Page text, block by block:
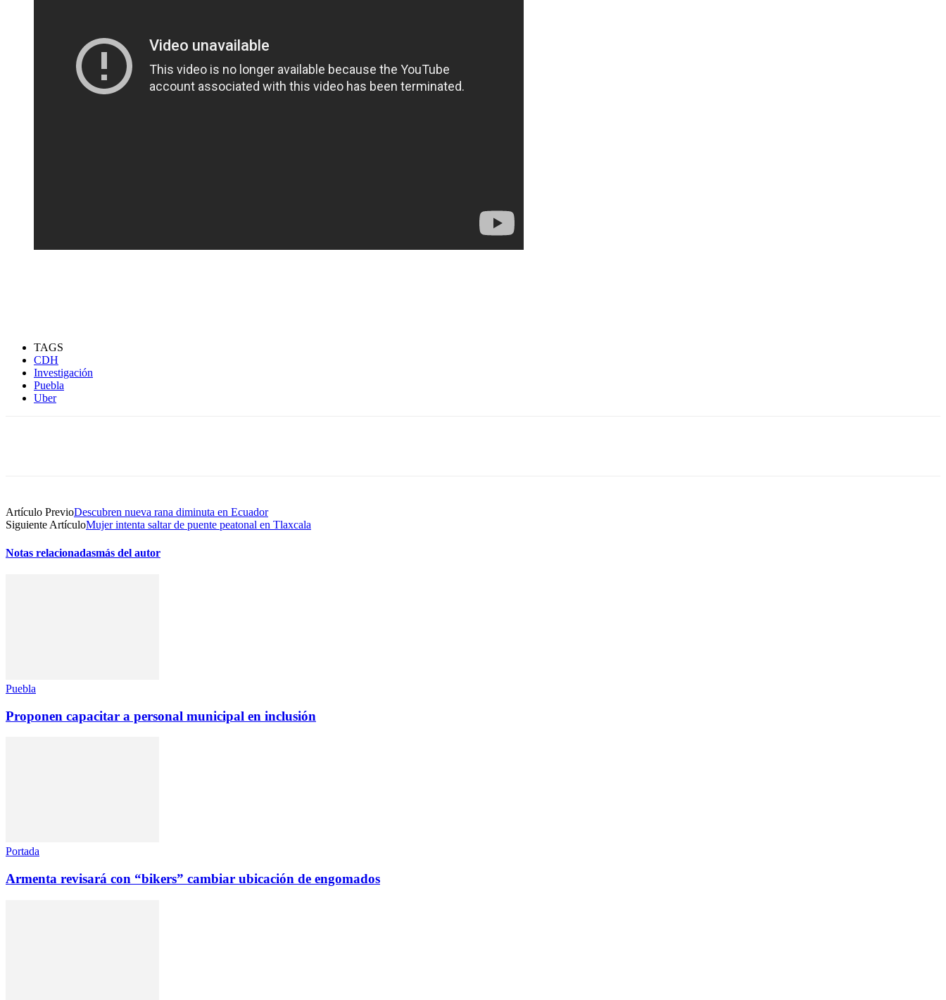
TAGS
CDH
Investigación
Puebla
Uber
Artículo PrevioDescubren nueva rana diminuta en Ecuador
Siguiente ArtículoMujer intenta saltar de puente peatonal en Tlaxcala
Notas relacionadasmás del autor
Puebla
Proponen capacitar a personal municipal en inclusión
Portada
Armenta revisará con “bikers” cambiar ubicación de engomados